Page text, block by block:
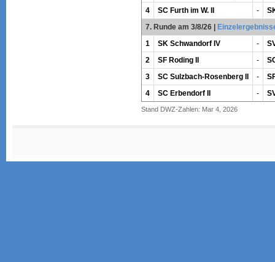
4
SC Furth im W. II -
7. Runde am 3/8/26|
1
SK Schwandorf IV -
2
SF Roding II -
3
SC Sulzbach-Rosenberg II -
4
SC Erbendorf II -
Stand DWZ-Zahlen: Mar 4, 2026